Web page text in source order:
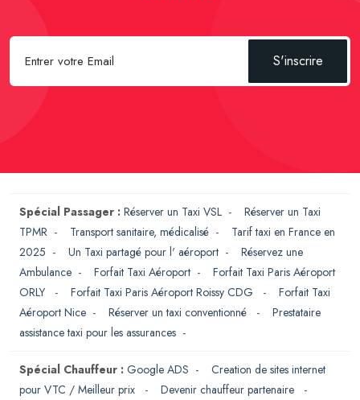
S'inscrire
Spécial Passager : Réserver un Taxi VSL - Réserver un Taxi
TPMR - Transport sanitaire, médicalisé - Tarif taxi en France en
2025 - Un Taxi partagé pour l' aéroport - Réservez une
Ambulance - Forfait Taxi Aéroport - Forfait Taxi Paris Aéroport
ORLY
- Forfait Taxi Paris Aéroport Roissy CDG - Forfait Taxi
Aéroport Nice - Réserver un taxi conventionné - Prestataire
assistance taxi pour les assurances -
Spécial Chauffeur : Google ADS - Creation de sites internet
pour VTC / Meilleur prix
- Devenir chauffeur partenaire
-